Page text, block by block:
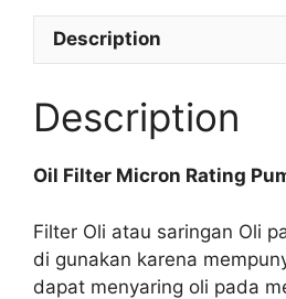
Description
Description
Oil Filter Micron Rating
Filter Oli atau saringan Oli
di gunakan karena
dapat menyaring oli pada